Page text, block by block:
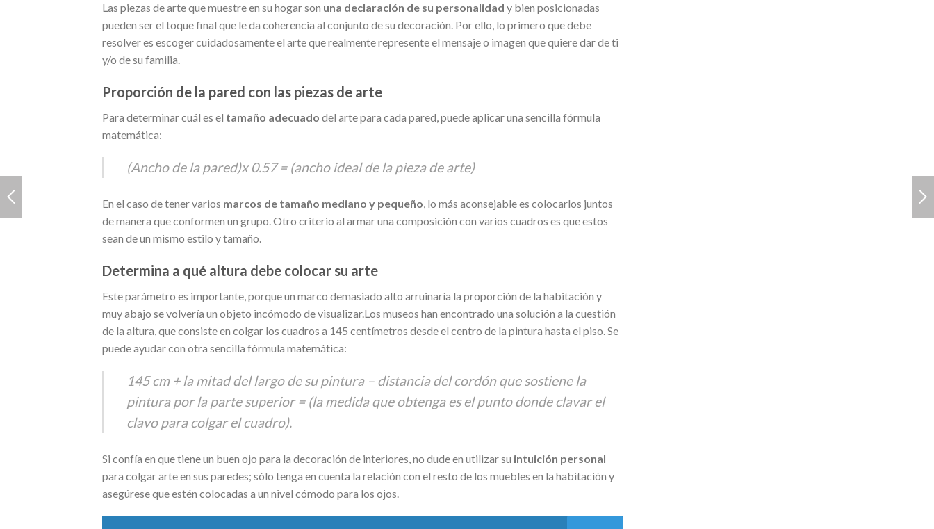
Las piezas de arte que muestre en su hogar son una declaración de su personalidad y bien posicionadas
pueden ser el toque final que le da coherencia al conjunto de su decoración. Por ello, lo primero que debe
resolver es escoger cuidadosamente el arte que realmente represente el mensaje o imagen que quiere dar de ti
y/o de su familia.
Proporción de la pared con las piezas de arte
Para determinar cuál es el tamaño adecuado del arte para cada pared, puede aplicar una sencilla fórmula
matemática:
(Ancho de la pared)x 0.57 = (ancho ideal de la pieza de arte)
En el caso de tener varios marcos de tamaño mediano y pequeño, lo más aconsejable es colocarlos juntos
de manera que conformen un grupo. Otro criterio al armar una composición con varios cuadros es que estos
sean de un mismo estilo y tamaño.
Determina a qué altura debe colocar su arte
Este parámetro es importante, porque un marco demasiado alto arruinaría la proporción de la habitación y
muy abajo se volvería un objeto incómodo de visualizar.Los museos han encontrado una solución a la cuestión
de la altura, que consiste en colgar los cuadros a 145 centímetros desde el centro de la pintura hasta el piso. Se
puede ayudar con otra sencilla fórmula matemática:
145 cm + la mitad del largo de su pintura – distancia del cordón que sostiene la
pintura por la parte superior = (la medida que obtenga es el punto donde clavar el
clavo para colgar el cuadro).
Si confía en que tiene un buen ojo para la decoración de interiores, no dude en utilizar su intuición personal
para colgar arte en sus paredes; sólo tenga en cuenta la relación con el resto de los muebles en la habitación y
asegúrese que estén colocadas a un nivel cómodo para los ojos.